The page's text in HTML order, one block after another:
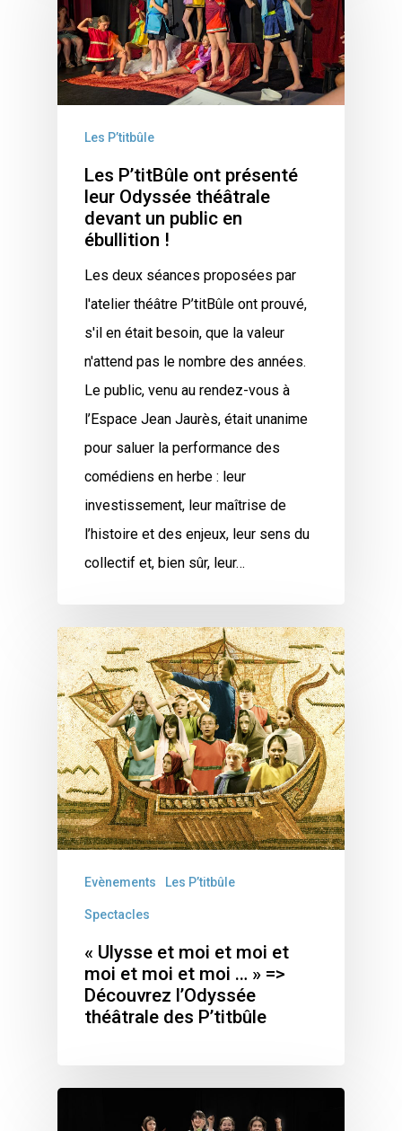
Les P’titbûle
Les P’titBûle ont présenté
leur Odyssée théâtrale
devant un public en
ébullition !
Les deux séances proposées par
l'atelier théâtre P’titBûle ont prouvé,
s'il en était besoin, que la valeur
n'attend pas le nombre des années.
Le public, venu au rendez-vous à
l’Espace Jean Jaurès, était unanime
pour saluer la performance des
comédiens en herbe : leur
investissement, leur maîtrise de
l’histoire et des enjeux, leur sens du
collectif et, bien sûr, leur…
Evènements Les P’titbûle
Spectacles
« Ulysse et moi et moi et
moi et moi et moi … » =>
Découvrez l’Odyssée
théâtrale des P’titbûle